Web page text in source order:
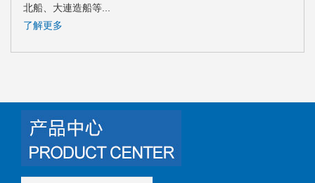
北船、大連造船等...
了解更多